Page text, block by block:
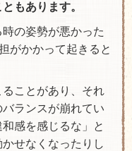
もあります。
の姿勢が悪かった
がかかって起きると
ことがあり、それ
ランスが崩れてい
感を感じるな」と
せなくなったりし